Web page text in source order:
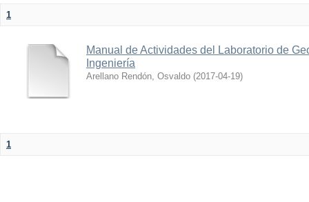
1
Manual de Actividades del Laboratorio de
Ingeniería
Arellano Rendón, Osvaldo (2017-04-19)
1